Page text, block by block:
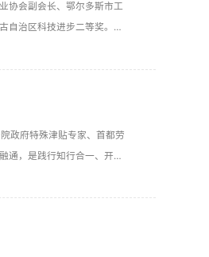
协会副会长、鄂尔多斯市工
自治区科技进步二等奖。致
政府特殊津贴专家、首都劳
通，是践行知行合一、开拓